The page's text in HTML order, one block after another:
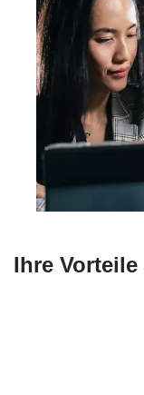
Ihre